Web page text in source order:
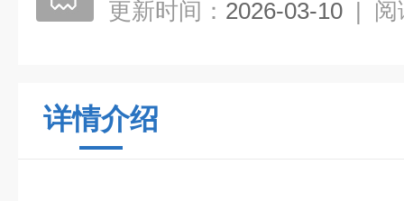
更新时间： 2026-03-10 | 阅
详情介绍